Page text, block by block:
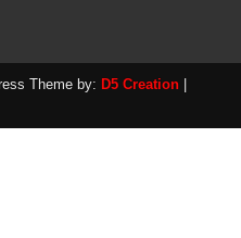
Theme by: D5 Creation